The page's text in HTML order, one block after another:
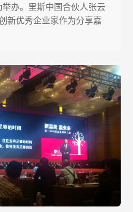
办。里斯中国合伙人张云
新优秀企业家作为分享嘉